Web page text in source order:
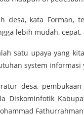
desa, kata Forman,
lebih mudah,
satu upaya yang
system informasi
desa,
Diskominfotik